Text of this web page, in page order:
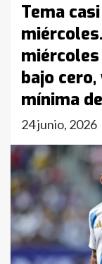
Tema
miércoles
bajo
mínima
24 junio, 2026